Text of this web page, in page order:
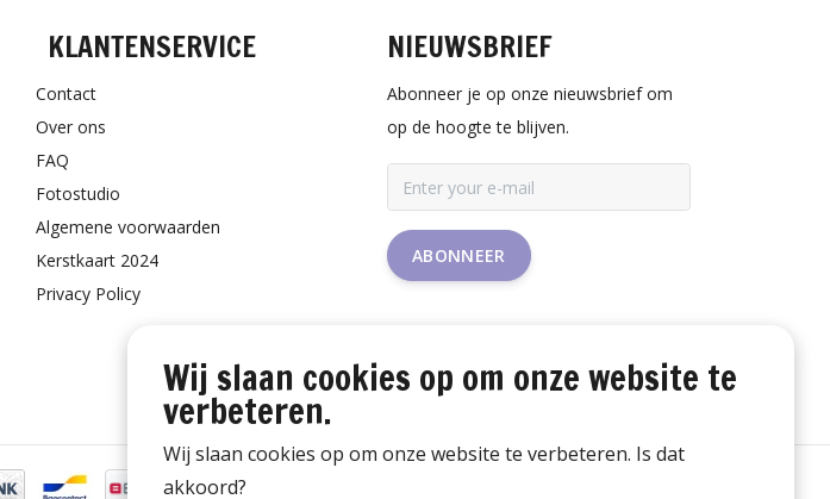
KLANTENSERVICE
Contact
Over ons
FAQ
Fotostudio
Algemene voorwaarden
Kerstkaart 2024
Privacy Policy
NIEUWSBRIEF
Abonneer je op onze nieuwsbrief om
op de hoogte te blijven.
ABONNEER
Wij slaan cookies op om onze website te
verbeteren.
Wij slaan cookies op om onze website te verbeteren. Is dat
akkoord?